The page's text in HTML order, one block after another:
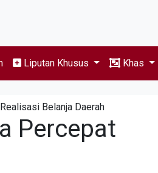
Liputan Khusus Khas
Belanja Daerah
Percepat